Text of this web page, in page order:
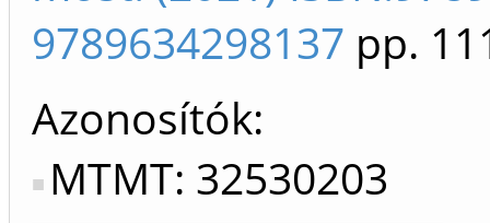
9789634298137 pp.
Azonosítók
MTMT: 32530203